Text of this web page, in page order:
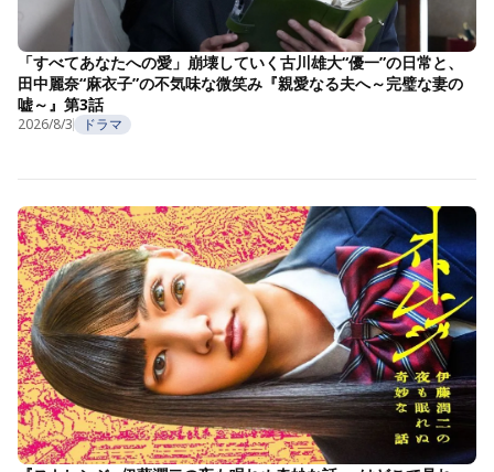
「すべてあなたへの愛」崩壊していく古川雄大“優一”の日常と、
田中麗奈“麻衣子”の不気味な微笑み『親愛なる夫へ～完璧な妻の
嘘～』第3話
2026/8/3 ドラマ